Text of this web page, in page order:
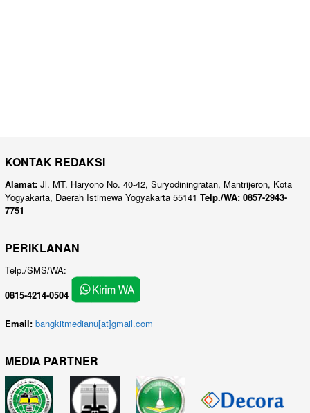
KONTAK REDAKSI
Alamat: Jl. MT. Haryono No. 40-42, Suryodiningratan, Mantrijeron, Kota
Yogyakarta, Daerah Istimewa Yogyakarta 55141 Telp./WA: 0857-2943-
7751
PERIKLANAN
Telp./SMS/WA:
0815-4214-0504
Email: bangkitmedianu[at]gmail.com
MEDIA PARTNER